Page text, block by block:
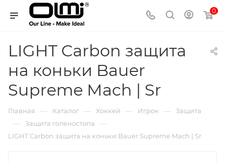
0
LIGHT Carbon защита
на коньки Bauer
Supreme Mach | Sr
Главная — Каталог — Хоккей — Игрок — Защита
— Защита голеностопа —
LIGHT Carbon защита на коньки Bauer Supreme Mach | Sr